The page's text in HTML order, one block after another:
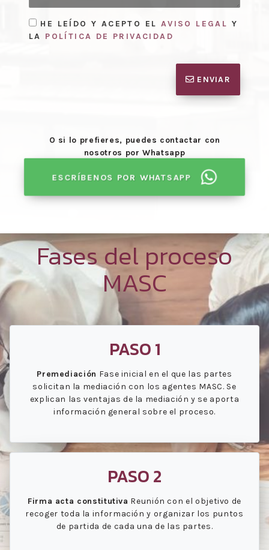
HE LEÍDO Y ACEPTO EL AVISO LEGAL Y
LA POLÍTICA DE PRIVACIDAD
ENVIAR
O si lo prefieres, puedes contactar con
nosotros por Whatsapp
ESCRÍBENOS POR WHATSAPP
Fases del proceso
MASC
PASO 1
Premediación Fase inicial en el que las partes
solicitan la mediación con los agentes MASC. Se
explican las ventajas de la mediación y se aporta
información general sobre el proceso.
PASO 2
Firma acta constitutiva Reunión con el objetivo de
recoger toda la información y organizar los puntos
de partida de cada una de las partes.